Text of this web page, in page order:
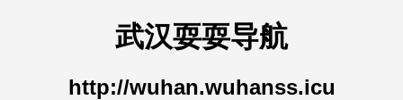
武汉耍耍导航
http://wuhan.wuhanss.icu